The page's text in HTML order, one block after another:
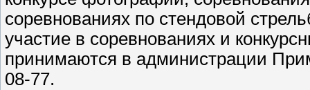
соревнованиях по стендовой
участие в соревнованиях и
принимаются в администрации
08-77.